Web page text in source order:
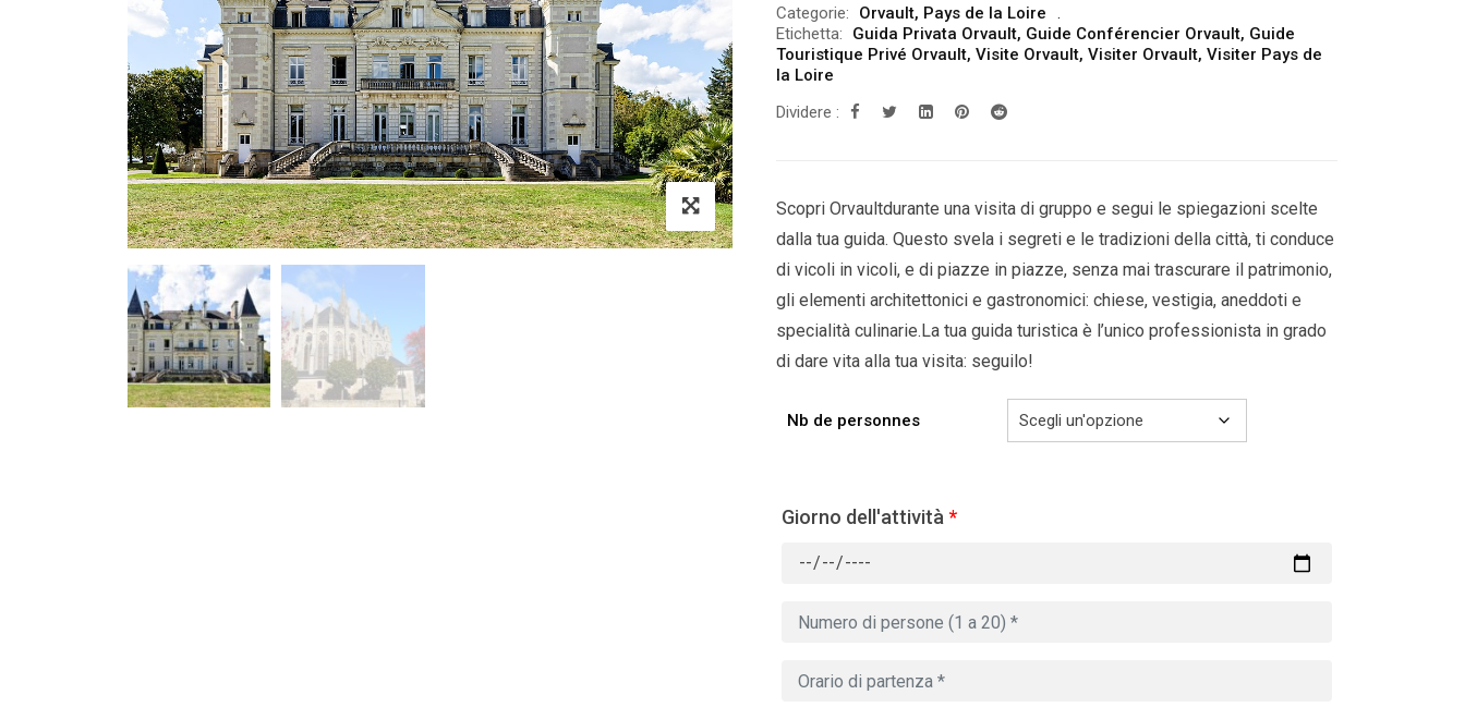
prezzo:
da
a
Categorie: Orvault, Pays de la Loire
Etichetta:
Guida Privata Orvault, Guide Conférencier Orvault, Guide
Touristique Privé Orvault, Visite Orvault, Visiter Orvault, Visiter Pays de
la Loire
Dividere :
Scopri Orvaultdurante una visita di gruppo e segui le spiegazioni scelte
dalla tua guida. Questo svela i segreti e le tradizioni della città, ti conduce
di vicoli in vicoli, e di piazze in piazze, senza mai trascurare il patrimonio,
gli elementi architettonici e gastronomici: chiese, vestigia, aneddoti e
specialità culinarie.La tua guida turistica è l’unico professionista in grado
di dare vita alla tua visita: seguilo!
Nb de personnes
Giorno dell'attività *